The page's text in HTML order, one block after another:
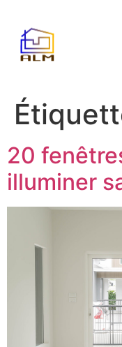
20
illuminer